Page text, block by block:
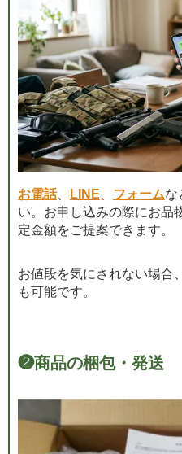
お電話、 LINE フォームな
い。お申し込みの際にお品
定金額をご提案できます。
お値段を気にされない場合
も可能です。
❷商品の梱包・発送